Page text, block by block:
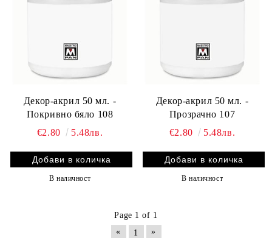
Декор-акрил 50 мл. -
Покривно бяло 108
€2.80
5.48лв.
В наличност
Декор-акрил 50 мл. -
Прозрачно 107
€2.80
5.48лв.
В наличност
Page 1 of 1
«
1 »